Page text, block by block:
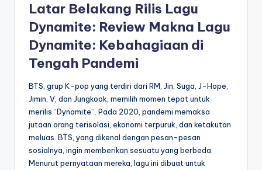
Latar Belakang Rilis Lagu
Dynamite: Review Makna Lagu
Dynamite: Kebahagiaan di
Tengah Pandemi
BTS, grup K-pop yang terdiri dari RM, Jin, Suga, J-Hope,
Jimin, V, dan Jungkook, memilih momen tepat untuk
merilis “Dynamite”. Pada 2020, pandemi memaksa
jutaan orang terisolasi, ekonomi terpuruk, dan ketakutan
meluas. BTS, yang dikenal dengan pesan-pesan
sosialnya, ingin memberikan sesuatu yang berbeda.
Menurut pernyataan mereka, lagu ini dibuat untuk